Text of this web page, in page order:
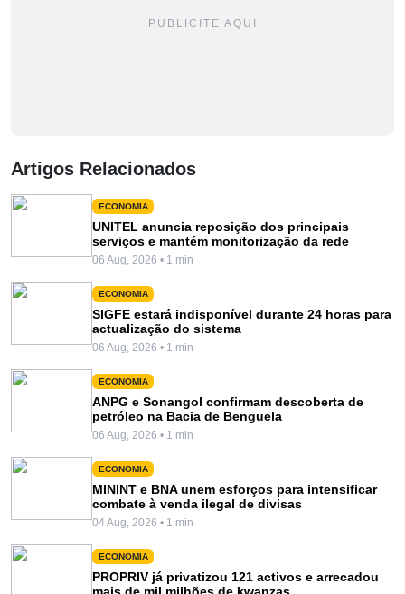
PUBLICITE AQUI
Artigos Relacionados
ECONOMIA
UNITEL anuncia reposição dos principais
serviços e mantém monitorização da rede
06 Aug, 2026 • 1 min
ECONOMIA
SIGFE estará indisponível durante 24 horas para
actualização do sistema
06 Aug, 2026 • 1 min
ECONOMIA
ANPG e Sonangol confirmam descoberta de
petróleo na Bacia de Benguela
06 Aug, 2026 • 1 min
ECONOMIA
MININT e BNA unem esforços para intensificar
combate à venda ilegal de divisas
04 Aug, 2026 • 1 min
ECONOMIA
PROPRIV já privatizou 121 activos e arrecadou